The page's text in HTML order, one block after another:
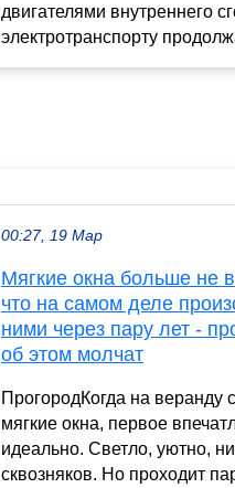
двигателями внутреннего
электротранспорту
00:27, 19 Мар
Мягкие окна больше не
что на самом деле
ними через пару лет -
об этом молчат
ПрогородКогда на веранду
мягкие окна, первое
идеально. Светло, уютно,
сквозняков. Но проходит